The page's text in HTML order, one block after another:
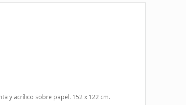
y acrílico sobre papel. 152 x 122 cm.